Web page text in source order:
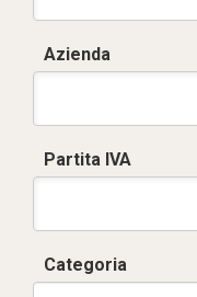
Azienda
Partita IVA
Categoria